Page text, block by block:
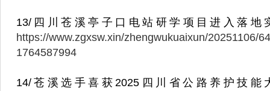
13/四川苍溪亭子口电站研学项目进入落地
https://www.zgxsw.xin/zhengwukuaixun/20251106/
1764587994
14/苍溪选手喜获2025四川省公路养护技能